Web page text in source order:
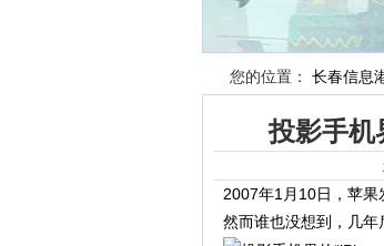
您的位置： 长春信息
投影手机
2007年1月10日，苹果
然而谁也没想到，几年